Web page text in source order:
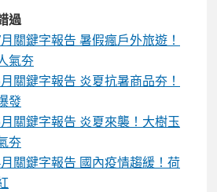
過
關鍵字報告 暑假瘋戶外旅遊！
氣夯
關鍵字報告 炎夏抗暑商品夯！
發
關鍵字報告 炎夏來襲！大樹玉
夯
關鍵字報告 國內疫情趨緩！荷